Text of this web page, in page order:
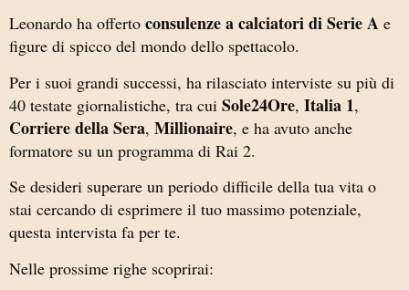
Leonardo ha offerto consulenze a calciatori di Serie A e
figure di spicco del mondo dello spettacolo.
Per i suoi grandi successi, ha rilasciato interviste su più di
40 testate giornalistiche, tra cui Sole24Ore, Italia 1,
Corriere della Sera, Millionaire, e ha avuto anche
formatore su un programma di Rai 2.
Se desideri superare un periodo difficile della tua vita o
stai cercando di esprimere il tuo massimo potenziale,
questa intervista fa per te.
Nelle prossime righe scoprirai: